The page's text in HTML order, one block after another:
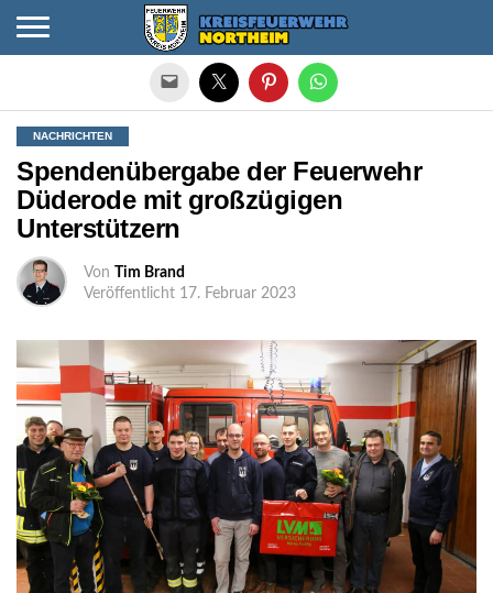
NACHRICHTEN
Spendenübergabe der Feuerwehr
Düderode mit großzügigen
Unterstützern
Von
Tim Brand
Veröffentlicht 17. Februar 2023
Die mobile Version verlassen